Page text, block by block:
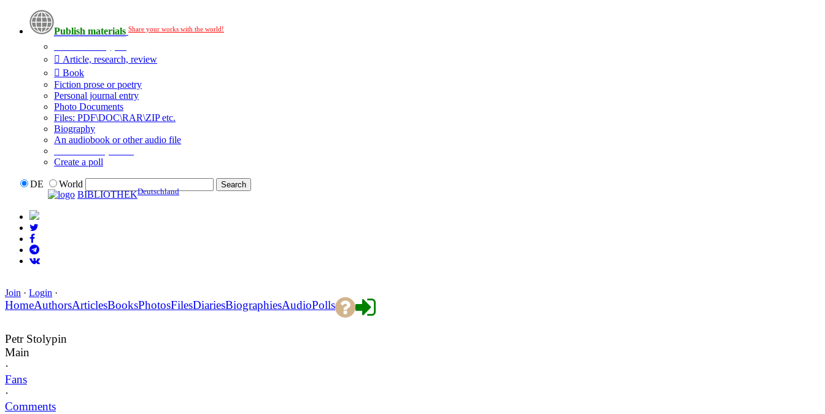
Publish materials Share your works with the world!
Article, research, review
Book
Fiction prose or poetry
Personal journal entry
Photo Documents
Files: PDF\DOC\RAR\ZIP etc.
Biography
An audiobook or other audio file
Create a poll
DE
World
BIBLIOTHEKDeutschland
Join · Login ·
HomeAuthorsArticlesBooksPhotosFilesDiariesBiographiesAudioPolls
Petr Stolypin
Main
·
Fans
·
Comments